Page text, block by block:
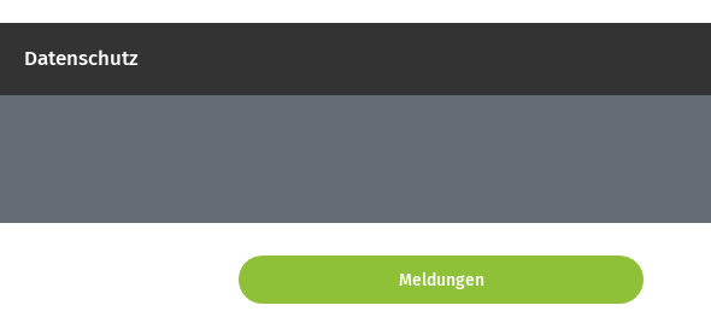
Datenschutz
Meldungen